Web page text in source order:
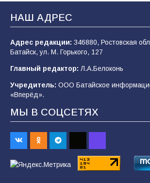
В Батайске продолжаются
101 04.08.2026
после выборов: в Госдуме дали
98 06.08.2026
«Слухами Москву не возьмёшь»:
заявления Киева о мобилизации
отчаяние, а не разведка
02.08.2026
НАШ АДРЕС
Адрес редакции: 346880, Ростовская
Батайск, ул. М. Горького, 127
Главный редактор: Л.А.Белоконь
Учредитель: ООО Батайское
«Вперёд».
МЫ В СОЦСЕТЯХ